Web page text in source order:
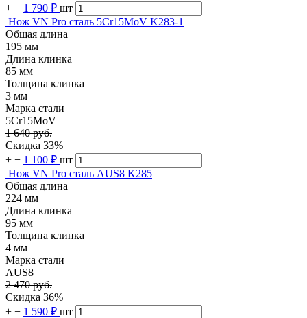
+ − 1 790 ₽ шт
Нож VN Pro сталь 5Cr15MoV K283-1
Общая длина
195 мм
Длина клинка
85 мм
Толщина клинка
3 мм
Марка стали
5Cr15MoV
1 640 руб.
Скидка 33%
+ − 1 100 ₽ шт
Нож VN Pro сталь AUS8 K285
Общая длина
224 мм
Длина клинка
95 мм
Толщина клинка
4 мм
Марка стали
AUS8
2 470 руб.
Скидка 36%
+ − 1 590 ₽ шт